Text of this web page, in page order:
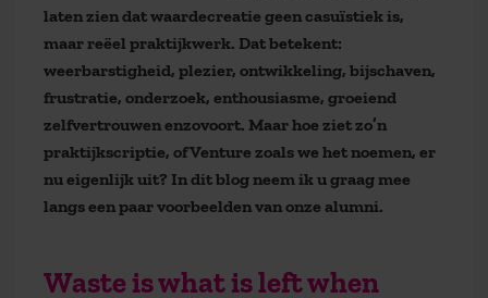
laten zien dat waardecreatie geen casuïstiek is,
maar reëel praktijkwerk. Dat betekent:
weerbarstigheid, plezier, ontwikkeling, bijschaven,
frustratie, onderzoek, enthousiasme, groeiend
zelfvertrouwen enzovoort. Maar hoe ziet zo’n
praktijkscriptie, of Venture zoals we het noemen, er
nu eigenlijk uit? In dit blog neem ik u graag mee
langs een paar voorbeelden van onze alumni.
Waste is what is left when